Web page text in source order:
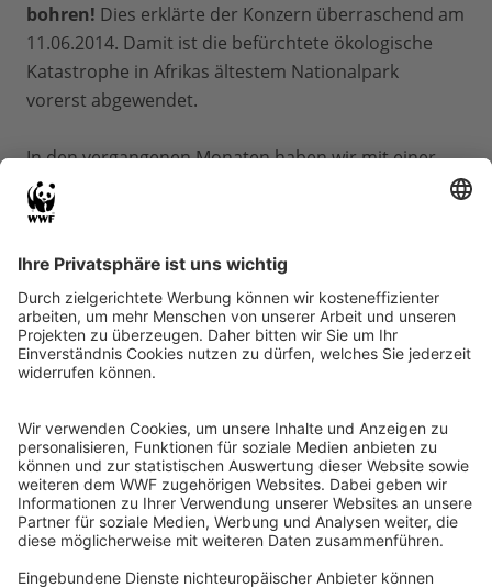
bohren! Dies erklärte der Konzern überraschend am
11.06.2014. Damit ist die befürchtete ökologische
Katastrophe in Afrikas ältestem Nationalpark
vorerst abgewendet.
In den vergangenen Monaten haben wir mit einer
weltweiten WWF-Kampagne gegen die Ausbeutung
des UNESCO-Weltnaturerbes protestiert.
unterstützt.Mit ihrer Unterschrift haben sie diesen
Erfolg erst möglich gemacht.Wir danken allen, die
sich für den Schutz von Virunga eingesetzt haben!
Der Virunga Nationalpark liegt in der
ganze Faszination Afrikas: Regenwald, Savanne,
Gletscher, Vulkane und große Seen. Hier leben mehr
Arten von Säugetieren, Reptilien und Vögeln als
irgendwo sonst in Afrika.
Virunga ist außerdem einer von nur zwei Orten, an